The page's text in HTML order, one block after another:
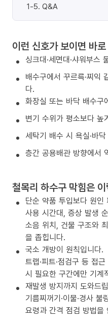
1-5. Q&A
이런 신호가 보이면 바
싱크대·세면대·샤워부스
배수구에서 꾸르륵·찌익
다.
화장실 또는 바닥 배수구
변기 수위가 평소보다 높
세탁기 배수 시 욕실·바
층간 공용배관 방향에서
철목리 하수구 막힘은
단순 약품 투입보다 원인
사용 시간대, 증상 발생
소음 위치, 건물 구조와
을 좁힙니다.
국소 개방이 원칙입니다.
트랩·피트·점검구 등 접
시 필요한 구간에만 기계
재발생 방지까지 도와드
기름찌꺼기·이물·경사
요령과 간격 점검 방법을